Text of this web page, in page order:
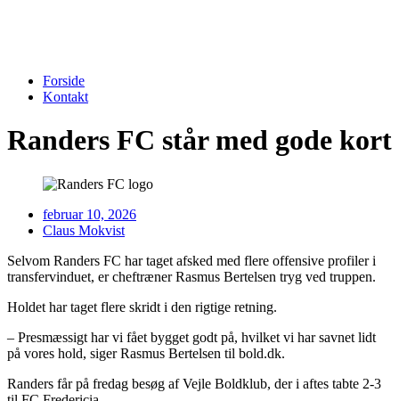
Forside
Kontakt
Randers FC står med gode kort
februar 10, 2026
Claus Mokvist
Selvom Randers FC har taget afsked med flere offensive profiler i
transfervinduet, er cheftræner Rasmus Bertelsen tryg ved truppen.
Holdet har taget flere skridt i den rigtige retning.
– Presmæssigt har vi fået bygget godt på, hvilket vi har savnet lidt
på vores hold, siger Rasmus Bertelsen til bold.dk.
Randers får på fredag besøg af Vejle Boldklub, der i aftes tabte 2-3